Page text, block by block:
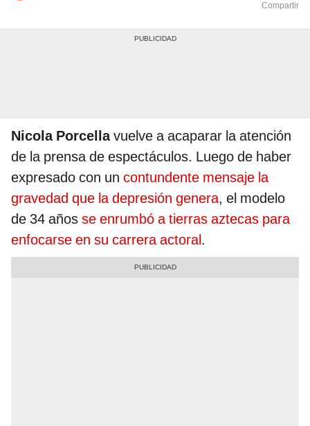
Compartir
Nicola Porcellavuelve a acaparar la atención
de la prensa de espectáculos. Luego de haber
expresado con un contundente mensaje la
gravedad que la depresión genera, el modelo
de 34 años se enrumbó a tierras aztecas para
enfocarse en su carrera actoral.